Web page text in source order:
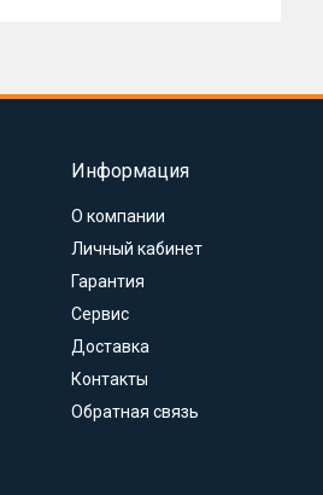
Информация
О компании
Личный кабинет
Гарантия
Сервис
Доставка
Контакты
Обратная связь